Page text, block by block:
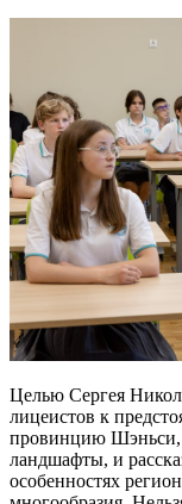
Целью Сергея
лицеистов к
провинцию Шэньси,
ландшафты, и
особенностях